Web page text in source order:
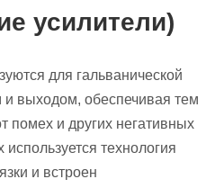
усилители)
для гальванической
и выходом, обеспечивая тем
помех и других негативных
технология
и встроен